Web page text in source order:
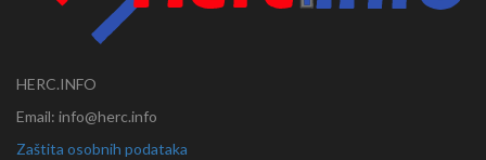
HERC.INFO
Email: info@herc.info
Zaštita osobnih podataka